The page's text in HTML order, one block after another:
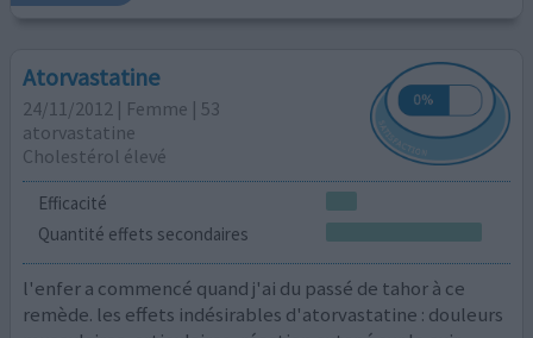
Atorvastatine
24/11/2012 | Femme | 53
atorvastatine
Cholestérol élevé
Efficacité
Quantité effets secondaires
l'enfer a commencé quand j'ai du passé de tahor à ce
remède. les effets indésirables d'atorvastatine : douleurs